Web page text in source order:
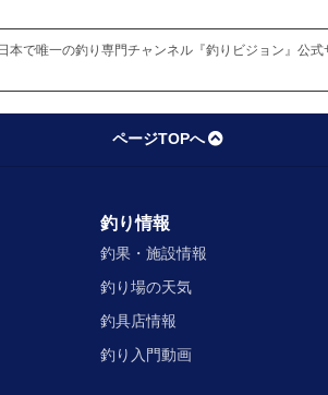
で唯一の釣り専門チャンネル『釣りビジョン』公
ページTOPへ
釣り情報
釣果・施設情報
釣り場の天気
釣具店情報
釣り入門動画